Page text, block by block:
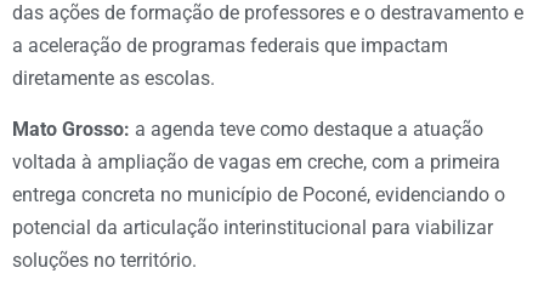
das ações de formação de professores e o destravamento e
a aceleração de programas federais que impactam
diretamente as escolas.
Mato Grosso: a agenda teve como destaque a atuação
voltada à ampliação de vagas em creche, com a primeira
entrega concreta no município de Poconé, evidenciando o
potencial da articulação interinstitucional para viabilizar
soluções no território.